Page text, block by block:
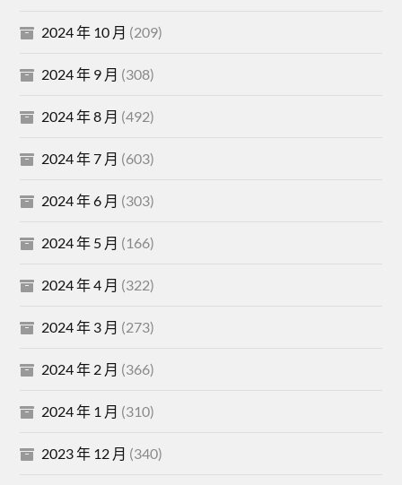
2024 年 10 月 (209)
2024 年 9 月 (308)
2024 年 8 月 (492)
2024 年 7 月 (603)
2024 年 6 月 (303)
2024 年 5 月 (166)
2024 年 4 月 (322)
2024 年 3 月 (273)
2024 年 2 月 (366)
2024 年 1 月 (310)
2023 年 12 月 (340)